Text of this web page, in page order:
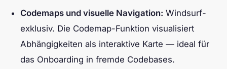
Codemaps und visuelle Navigation: Windsurf-
exklusiv. Die Codemap-Funktion visualisiert
Abhängigkeiten als interaktive Karte — ideal für
das Onboarding in fremde Codebases.